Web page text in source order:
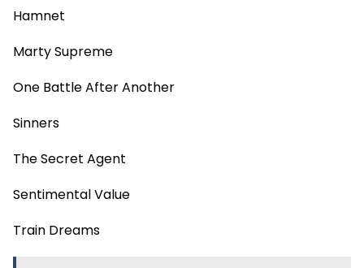
Hamnet
Marty Supreme
One Battle After Another
Sinners
The Secret Agent
Sentimental Value
Train Dreams